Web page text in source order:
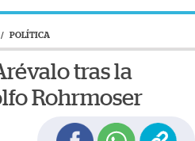
/ POLÍTICA
tras la
Rohrmoser